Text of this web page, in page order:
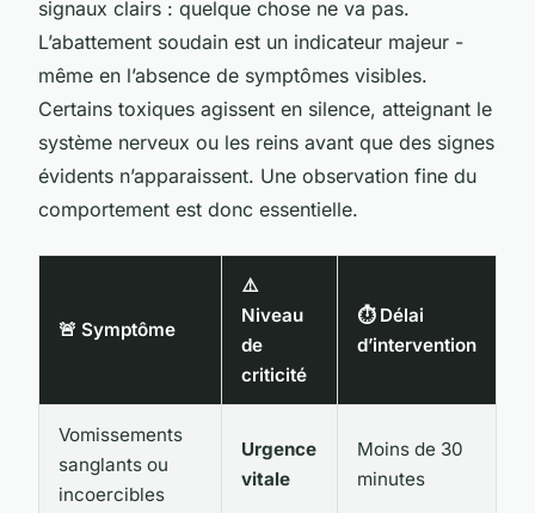
signaux clairs : quelque chose ne va pas.
L’abattement soudain est un indicateur majeur -
même en l’absence de symptômes visibles.
Certains toxiques agissent en silence, atteignant le
système nerveux ou les reins avant que des signes
évidents n’apparaissent. Une observation fine du
comportement est donc essentielle.
🚨 Symptôme
⚠️
Niveau
de
criticité
⏱️ Délai
d’intervention
Vomissements
sanglants ou
incoercibles
Urgence
vitale
Moins de 30
minutes